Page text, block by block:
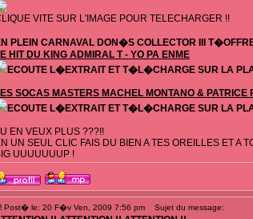
VITE SUR L'IMAGE POUR TELECHARGER !!
PLEIN CARNAVAL DON�S COLLECTOR III
HIT DU KING ADMIRAL T - YO PA ENME
ECOUTE L�EXTRAIT ET T�L�CHARGE SUR LA
SOCAS MASTERS MACHEL MONTANO &
ECOUTE L�EXTRAIT ET T�L�CHARGE SUR LA
EN VEUX PLUS ???!!
UN SEUL CLIC FAIS DU BIEN A TES OREILLES ET A
UUUUUUUP !
Post� le: 20 F�v Ven, 2009 7:56 pm Sujet du message: